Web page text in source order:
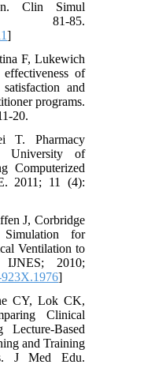
Clin Simul
81-85.
F, Lukewich
effectiveness of
satisfaction and
programs.
20.
T. Pharmacy
University of
Computerized
2011; 11 (4):
J, Corbridge
Simulation for
Ventilation to
IJNES; 2010;
923X.1976
CY, Lok CK,
Clinical
Lecture-Based
and Training
J Med Edu.